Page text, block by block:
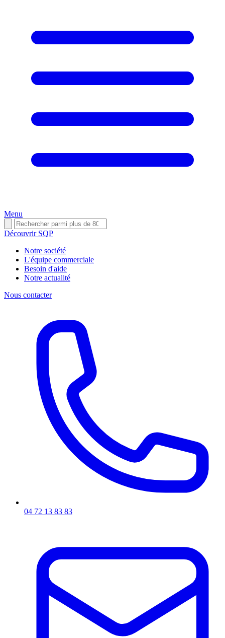
Menu
Découvrir SQP
Notre société
L'équipe commerciale
Besoin d'aide
Notre actualité
Nous contacter
04 72 13 83 83